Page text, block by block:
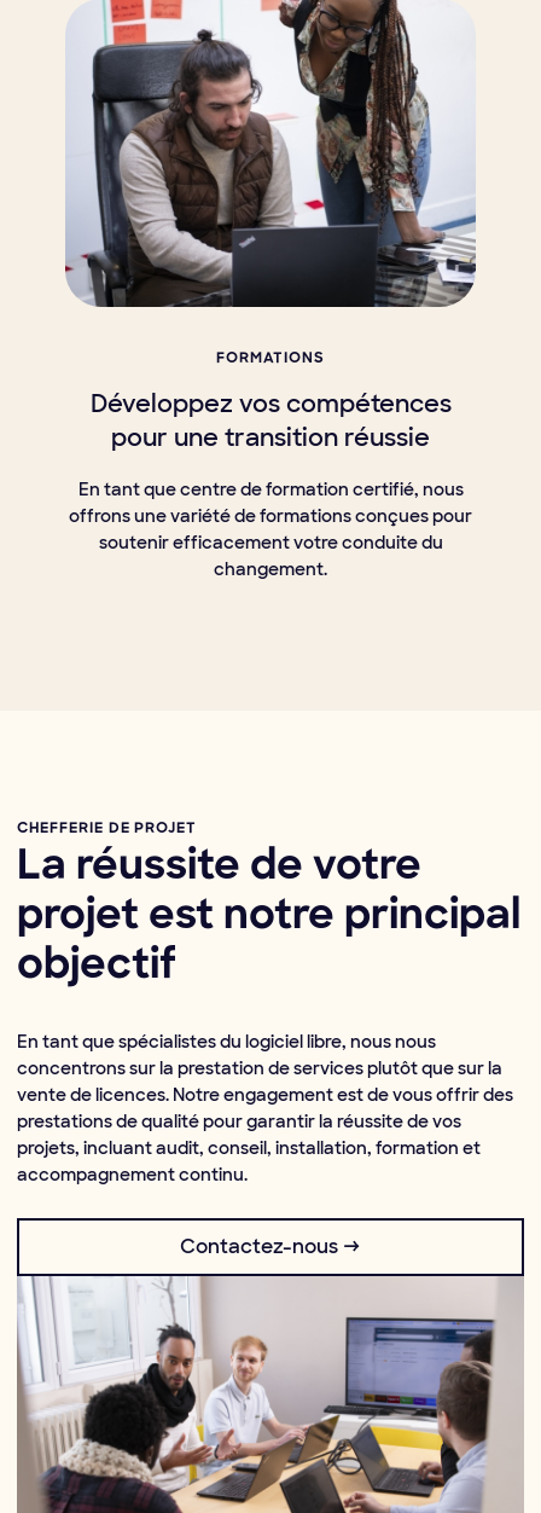
FORMATIONS
Développez vos compétences
pour une transition réussie
En tant que centre de formation certifié, nous
offrons une variété de formations conçues pour
soutenir efficacement votre conduite du
changement.
CHEFFERIE DE PROJET
La réussite de votre
projet est notre principal
objectif
En tant que spécialistes du logiciel libre, nous nous
concentrons sur la prestation de services plutôt que sur la
vente de licences. Notre engagement est de vous offrir des
prestations de qualité pour garantir la réussite de vos
projets, incluant audit, conseil, installation, formation et
accompagnement continu.
Contactez-nous →